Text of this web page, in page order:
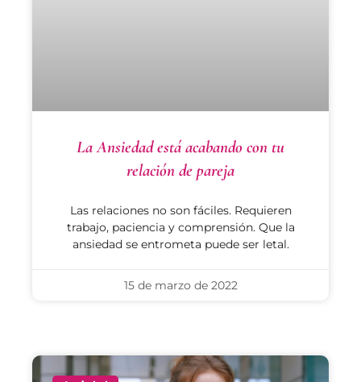
La Ansiedad está acabando con tu
relación de pareja
Las relaciones no son fáciles. Requieren
trabajo, paciencia y comprensión. Que la
ansiedad se entrometa puede ser letal.
15 de marzo de 2022